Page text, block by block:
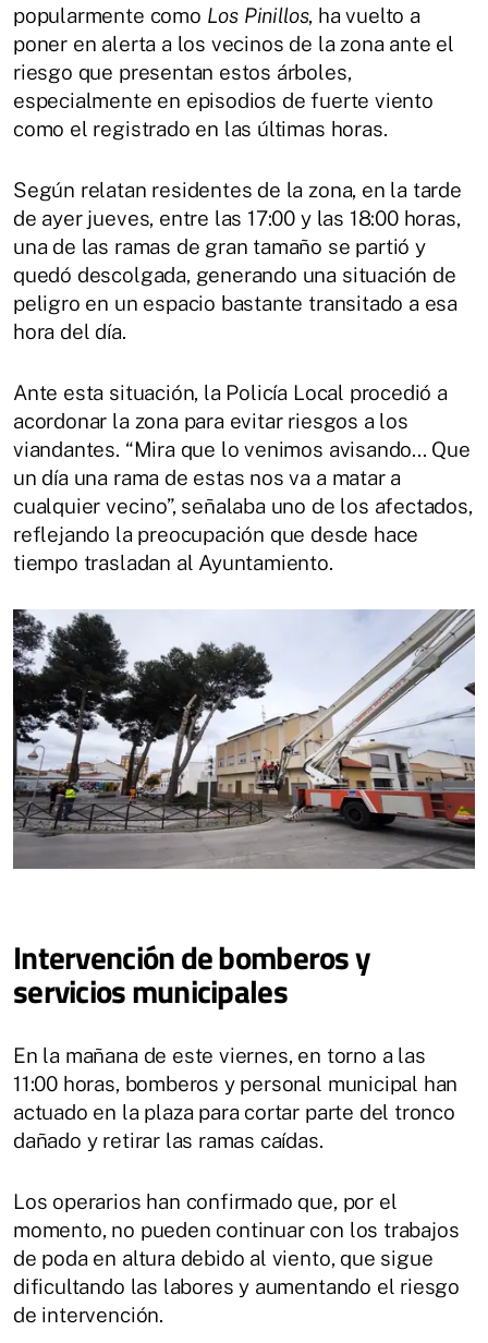
popularmente como Los Pinillos, ha vuelto a
poner en alerta a los vecinos de la zona ante el
riesgo que presentan estos árboles,
especialmente en episodios de fuerte viento
como el registrado en las últimas horas.
Según relatan residentes de la zona, en la tarde
de ayer jueves, entre las 17:00 y las 18:00 horas,
una de las ramas de gran tamaño se partió y
quedó descolgada, generando una situación de
peligro en un espacio bastante transitado a esa
hora del día.
Ante esta situación, la Policía Local procedió a
acordonar la zona para evitar riesgos a los
viandantes. “Mira que lo venimos avisando... Que
un día una rama de estas nos va a matar a
cualquier vecino”, señalaba uno de los afectados,
reflejando la preocupación que desde hace
tiempo trasladan al Ayuntamiento.
Intervención de bomberos y
servicios municipales
En la mañana de este viernes, en torno a las
11:00 horas, bomberos y personal municipal han
actuado en la plaza para cortar parte del tronco
dañado y retirar las ramas caídas.
Los operarios han confirmado que, por el
momento, no pueden continuar con los trabajos
de poda en altura debido al viento, que sigue
dificultando las labores y aumentando el riesgo
de intervención.